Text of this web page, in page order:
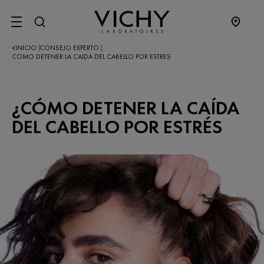
SITE MENU
INICIO CONSEJO EXPERTO
COMO DETENER LA CAIDA DEL CABELLO POR ESTRES
¿CÓMO DETENER LA CAÍDA
DEL CABELLO POR ESTRÉS​